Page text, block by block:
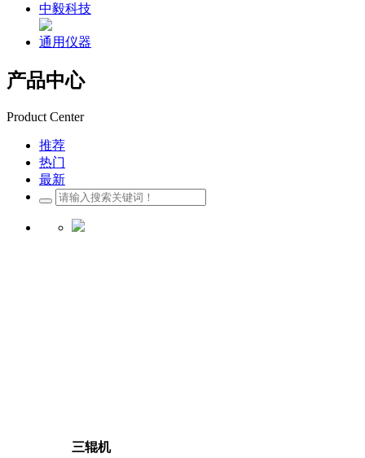
中毅科技
通用仪器
产品中心
Product Center
推荐
热门
最新
三辊机